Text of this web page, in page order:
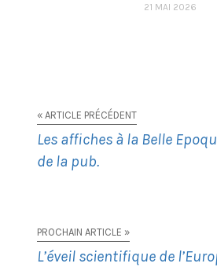
21 MAI 2026
« ARTICLE PRÉCÉDENT
Les affiches à la Belle
de la pub.
PROCHAIN ARTICLE »
L’éveil scientifique de